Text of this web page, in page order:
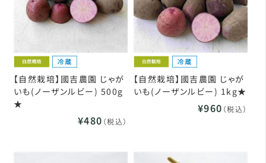
【自然栽培】國吉農園 じゃが
いも(ノーザンルビー) 500g
★
¥480 （税込）
【自然栽培】國吉農園 じゃが
いも(ノーザンルビー) 1kg★
¥960 （税込）